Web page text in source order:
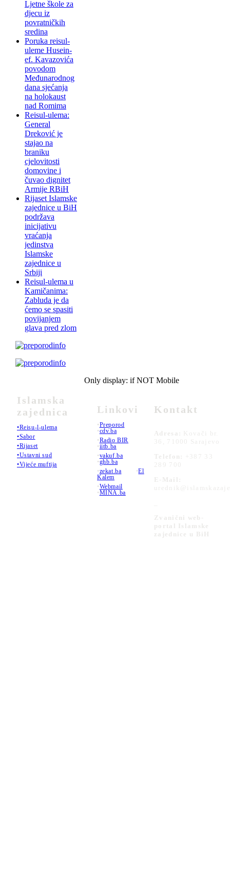
Ljetne škole za
djecu iz
povratničkih
sredina
Poruka reisul-
uleme Husein-
ef. Kavazovića
povodom
Međunarodnog
dana sjećanja
na holokaust
nad Romima
Reisul-ulema:
General
Dreković je
stajao na
braniku
cjelovitosti
domovine i
čuvao dignitet
Armije RBiH
Rijaset Islamske
zajednice u BiH
podržava
inicijativu
vraćanja
jedinstva
Islamske
zajednice u
Srbiji
Reisul-ulema u
Kamičanima:
Zabluda je da
ćemo se spasiti
povijanjem
glava pred zlom
Islamska
zajednica
•Reisu-l-ulema
•Sabor
•Rijaset
•Ustavni sud
•Vijeće muftija
Only display: if NOT Mobile
Linkovi
•Preporod
•cdv.ba
•Radio BIR
•iitb.ba
•vakuf.ba
•ghb.ba
•zekat.ba •El
Kalem
•Webmail
•MINA.ba
Kontakt
Adresa:
Kovači br.
36, 71000 Sarajevo
Telefon:
+387 33
289 700
E-Mail:
Zvanični web-
portal Islamske
zajednice u BiH